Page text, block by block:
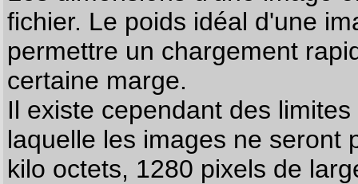
fichier. Le poids idéal d'une
permettre un chargement
certaine marge.
Il existe cependant des
laquelle les images ne seront
kilo octets, 1280 pixels de